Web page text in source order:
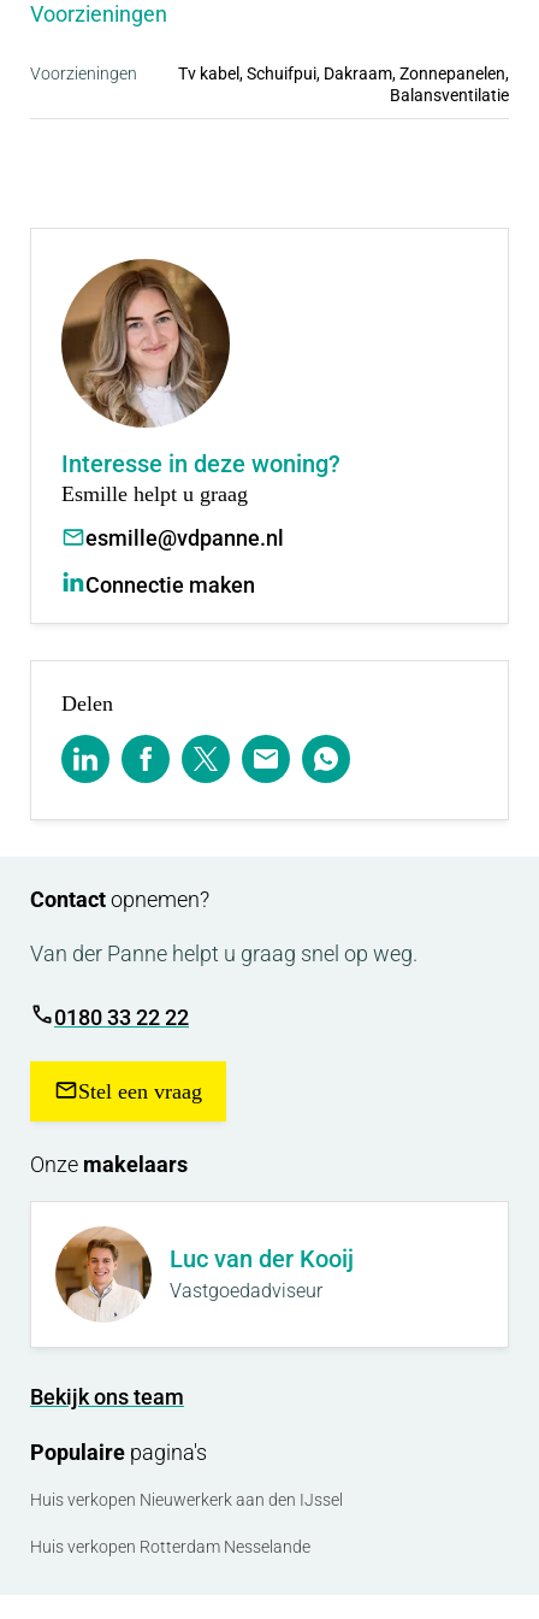
• Royale tuinen
Voorzieningen
Voorzieningen
Tv kabel, Schuifpui, Dakraam, Zonnepanelen,
Balansventilatie
Interesse in deze woning?
Esmille helpt u graag
esmille@vdpanne.nl
Connectie maken
Delen
Contactopnemen?
Van der Panne helpt u graag snel op weg.
0180 33 22 22
Stel een vraag
Onze makelaars
Luc van der Kooij
Vastgoedadviseur
Bekijk ons team
Populaire pagina's
Huis verkopen Nieuwerkerk aan den IJssel
Huis verkopen Rotterdam Nesselande